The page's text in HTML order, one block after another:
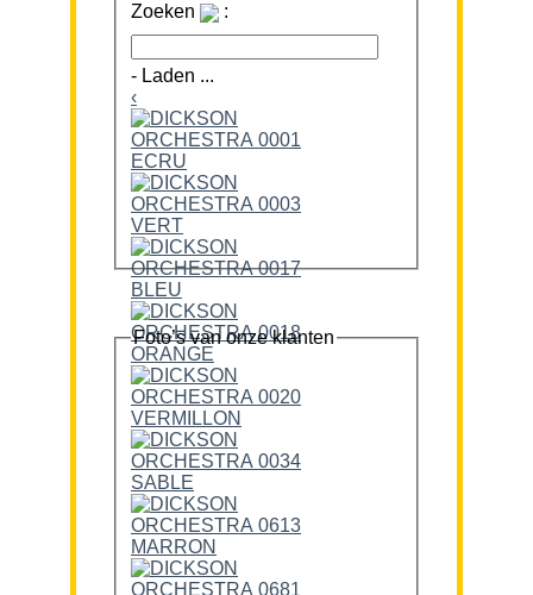
Zoeken
:
- Laden ...
‹
Foto’s van onze klanten